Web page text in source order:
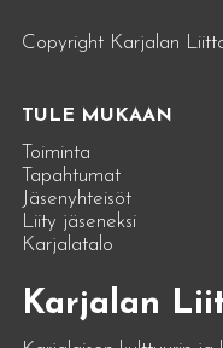
Copyright Karjalan
TULE MUKAAN
Toiminta
Tapahtumat
Jäsenyhteisöt
Liity jäseneksi
Karjalatalo
Karjalan